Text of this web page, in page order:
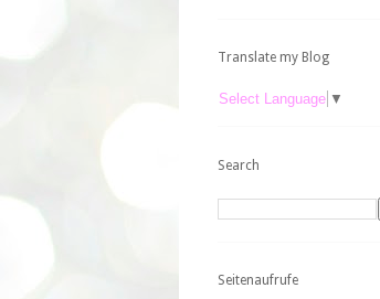
Translate my Blog
Select Language ▼
Search
Seitenaufrufe